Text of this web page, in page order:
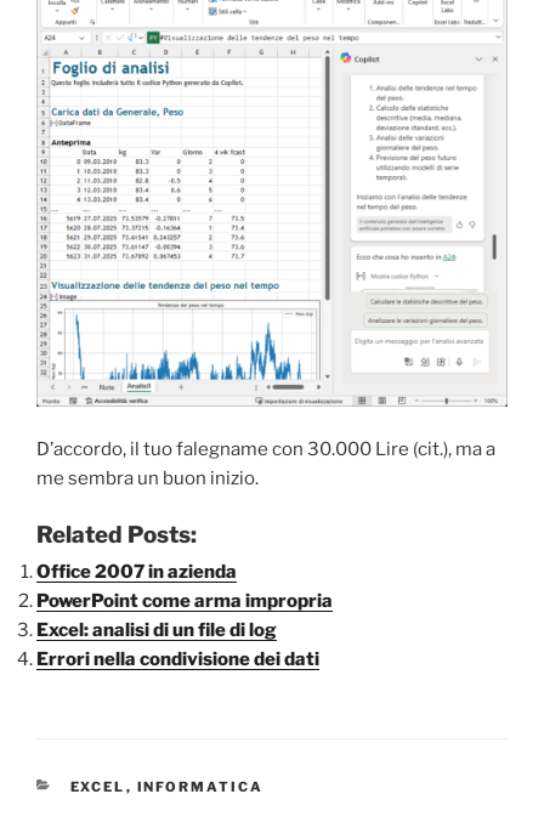
D’accordo, il tuo falegname con 30.000 Lire (cit.), ma a
me sembra un buon inizio.
Related Posts:
Office 2007 in azienda
PowerPoint come arma impropria
Excel: analisi di un file di log
Errori nella condivisione dei dati
CATEGORIE
EXCEL , INFORMATICA